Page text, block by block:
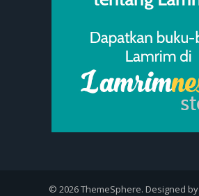
© 2026 ThemeSphere. Designed by